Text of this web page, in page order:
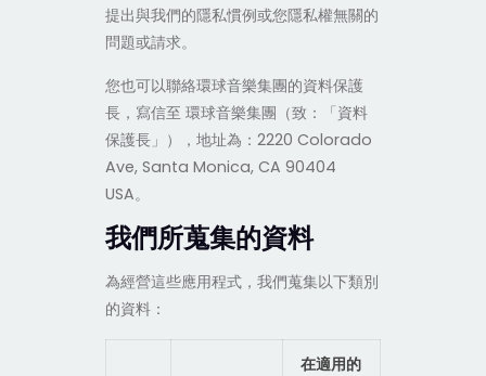
提出與我們的隱私慣例或您隱私權無關的
問題或請求。
您也可以聯絡環球音樂集團的資料保護
長，寫信至 環球音樂集團（致：「資料
保護長」），地址為：2220 Colorado
Ave, Santa Monica, CA 90404
USA。
我們所蒐集的資料
為經營這些應用程式，我們蒐集以下類別
的資料：
在適用的